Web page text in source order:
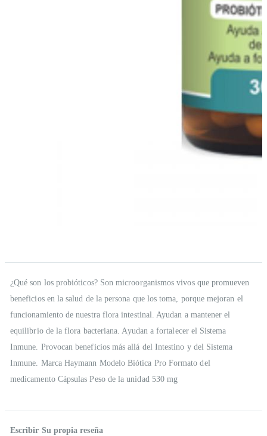
¿Qué son los probióticos? Son microorganismos vivos que promueven
beneficios en la salud de la persona que los toma, porque mejoran el
funcionamiento de nuestra flora intestinal. Ayudan a mantener el
equilibrio de la flora bacteriana. Ayudan a fortalecer el Sistema
Inmune. Provocan beneficios más allá del Intestino y del Sistema
Inmune. Marca Haymann Modelo Biótica Pro Formato del
medicamento Cápsulas Peso de la unidad 530 mg
Escribir Su propia reseña